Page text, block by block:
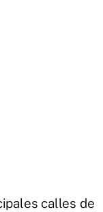
calles de